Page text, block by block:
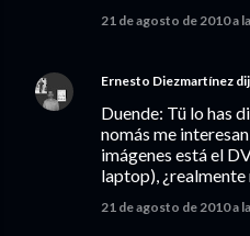
21 de agosto de 2010 a
Ernesto Diezmartínez
Duende: Tü lo has
nomás me
imágenes está el
laptop),
21 de agosto de 2010 a